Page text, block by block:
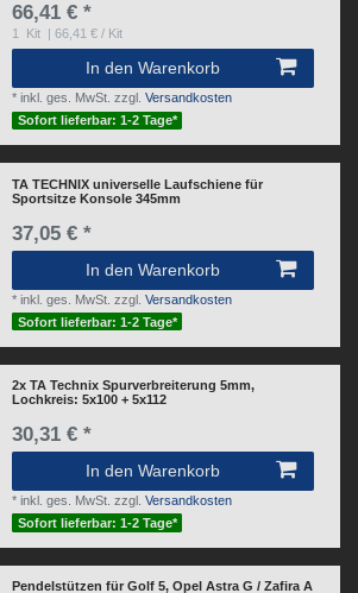
66,41 € *
1 Kit | 66,41 € / Kit
In den Warenkorb
*inkl. ges. MwSt. zzgl.Versandkosten
Sofort lieferbar: 1-2 Tage*
TA TECHNIX universelle Laufschiene für
Sportsitze Konsole 345mm
37,05 € *
In den Warenkorb
*inkl. ges. MwSt. zzgl.Versandkosten
Sofort lieferbar: 1-2 Tage*
2x TA Technix Spurverbreiterung 5mm,
Lochkreis: 5x100 + 5x112
30,31 € *
In den Warenkorb
*inkl. ges. MwSt. zzgl.Versandkosten
Sofort lieferbar: 1-2 Tage*
Pendelstützen für Golf 5, Opel Astra G / Zafira A